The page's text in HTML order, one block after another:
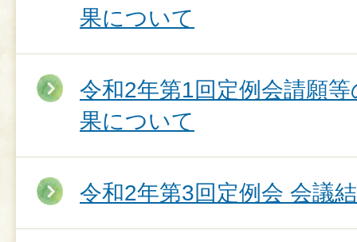
果について
令和2年第1回定例会請願
果について
令和2年第3回定例会 会議